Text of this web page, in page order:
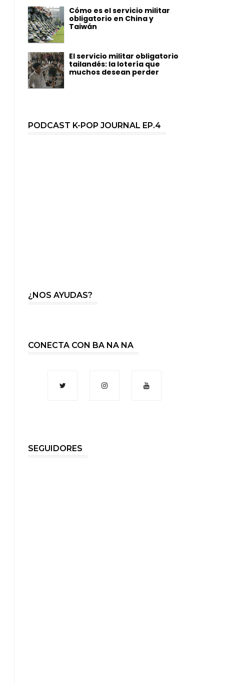
Cómo es el servicio militar
obligatorio en China y
Taiwán
El servicio militar obligatorio
tailandés: la lotería que
muchos desean perder
PODCAST K-POP JOURNAL EP.4
¿NOS AYUDAS?
CONECTA CON BA NA NA
SEGUIDORES